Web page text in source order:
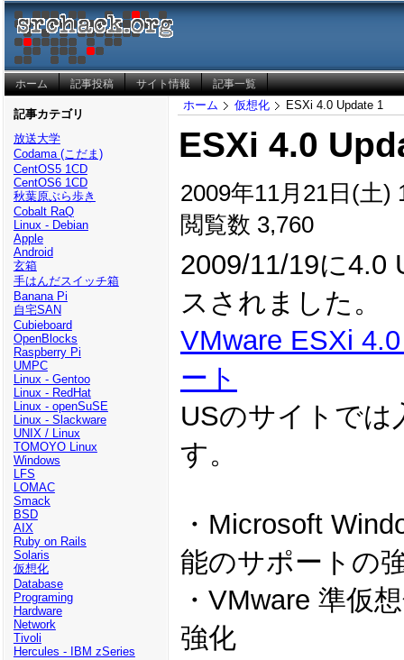
ホーム 記事投稿 サイト情報 記事一覧
記事カテゴリ
放送大学
Codama (こだま)
CentOS5 1CD
CentOS6 1CD
秋葉原ぶら歩き
Cobalt RaQ
Linux - Debian
Apple
Android
玄箱
手はんだスイッチ箱
Banana Pi
自宅SAN
Cubieboard
OpenBlocks
Raspberry Pi
UMPC
Linux - Gentoo
Linux - RedHat
Linux - openSuSE
Linux - Slackware
UNIX / Linux
TOMOYO Linux
Windows
LFS
LOMAC
Smack
BSD
AIX
Ruby on Rails
Solaris
仮想化
Database
Programing
Hardware
Network
Tivoli
Hercules - IBM zSeries
ホーム 仮想化 ESXi 4.0 Update 1
ESXi 4.0
2009年11月21日(土)
閲覧数 3,760
2009/11/19に4.0
スされました。
VMware ESXi
ート
USのサイトでは
す。
・Microsoft
能のサポートの
・VMware 準仮
強化